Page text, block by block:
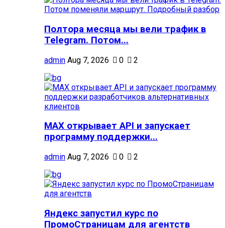
Полтора месяца мы вели трафик в
Telegram. Потом...
admin Aug 7, 2026 0 2
MAX открывает API и запускает
программу поддержки...
admin Aug 7, 2026 0 2
Яндекс запустил курс по
ПромоСтраницам для агентств